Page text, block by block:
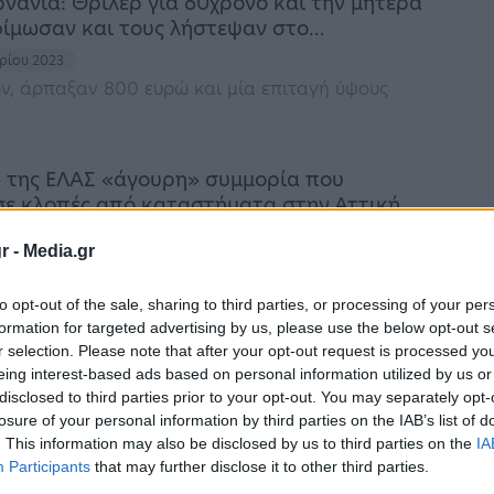
- Media.gr
opt-out of the sale, sharing to third parties, or processing of your
for targeted advertising by us, please use the below opt-out
selection. Please note that after your opt-out request is processed
interest-based ads based on personal information utilized by us
to third parties prior to your opt-out. You may separately
of your personal information by third parties on the IAB’s list of
This information may also be disclosed by us to third parties on the
Participants that may further disclose it to other third parties.
και τους λήστεψαν στο…
2023
άρπαξαν 800 ευρώ και μία επιταγή ύψους
ΕΛΑΣ «άγουρη» συμμορία που
κλοπές από καταστήματα στην Αττική
τρεις ανήλικοι
σπίτι, κοιμήθηκαν, ήπιαν καφέ και
(Βίντεο)
2023
επέστρεψαν από το χωριό τους όπου πήγαν για
είδαν βανδαλισμένα τα πάντα